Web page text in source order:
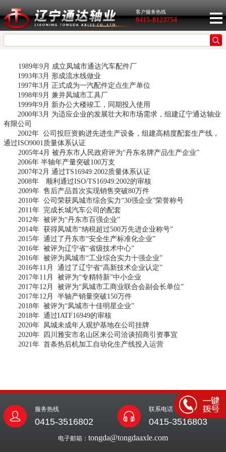
客户服务热线
0415-8123754
1989年9月 成立凤城市通达汽车配件厂
1993年3月 形成流水线做业
1997年3月 正式成为一汽配件定点生产单位
1998年9月 兼并凤城市工具厂
1999年9月 新办公大楼竣工，同期投入使用
2000年3月 为适应企业的发展壮大和市场需求，组建辽宁通达轴业
有限公司
2002年 公司投巨资购进先进生产设备，组建高精度配套生产线，
通过ISO9001质量体系认证
2005年4月 被丹东市人民政府评为“丹东名牌产品生产企业”
2006年 半轴年产量突破100万支
2007年2月 通过TS16949:2002质量体系认证
2008年 顺利通过ISO/TS16949:2002的审核
2009年 售后产品首次实现销售突破80万件
2010年 公司荣获凤城市综合实力“30强企业”荣誉称号
2011年 完成长城汽车公司的配套
2012年 被评为“丹东市百强企业”
2014年 获得凤城市“纳税超过500万先进企业称号”
2015年 通过了丹东市“安全生产标准化企业”
2016年 被评为辽宁省“省级技术中心”
2016年 被评为凤城市“工业综合实力十强企业”
2016年11月 通过了辽宁省“高新技术企业认定”
2017年11月 被评为“专精特新”中小企业
2017年12月 被评为“凤城市工商业联合会副会长单位”
2017年12月 半轴产销量突破150万件
2018年 被评为“凤城市十佳明星企业”
2018年 通过IATF16949的审核
2020年 凤城未成年人观护基地在公司挂牌
2020年 四川雅安市名山区来公司洽谈招商引资事宜
2021年 首条热后机加工自动化生产线投入运营
服务热线
0415-3516802
联系电话
0415-3516803
电子邮箱： tongda@tongdaaxle.com